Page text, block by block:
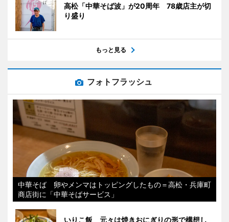
高松「中華そば波」が20周年 78歳店主が切
り盛り
もっと見る
フォトフラッシュ
中華そば 卵やメンマはトッピングしたもの＝高松・兵庫町
商店街に「中華そばサービス」
いりこ飯 元々は焼きおにぎりの形で構想し